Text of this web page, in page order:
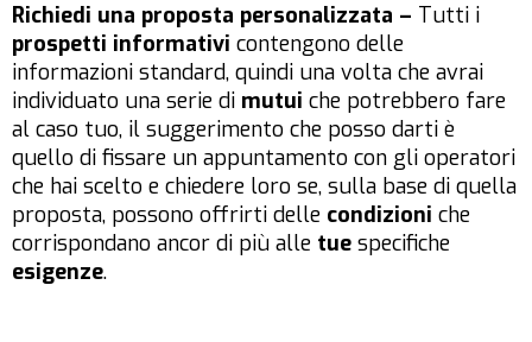
Richiedi una proposta personalizzata – Tutti i
prospetti informativi contengono delle
informazioni standard, quindi una volta che avrai
individuato una serie di mutui che potrebbero fare
al caso tuo, il suggerimento che posso darti è
quello di fissare un appuntamento con gli operatori
che hai scelto e chiedere loro se, sulla base di quella
proposta, possono offrirti delle condizioni che
corrispondano ancor di più alle tue specifiche
esigenze.